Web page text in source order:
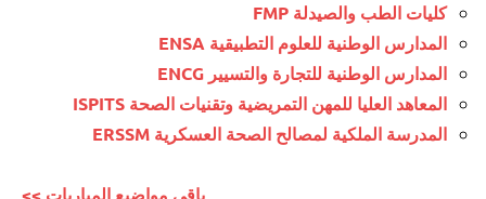
كليات الطب والصيدلة FMP
المدارس الوطنية للعلوم التطبيقية ENSA
المدارس الوطنية للتجارة والتسيير ENCG
المعاهد العليا للمهن التمريضية وتقنيات الصحة ISPITS
المدرسة الملكية لمصالح الصحة العسكرية ERSSM